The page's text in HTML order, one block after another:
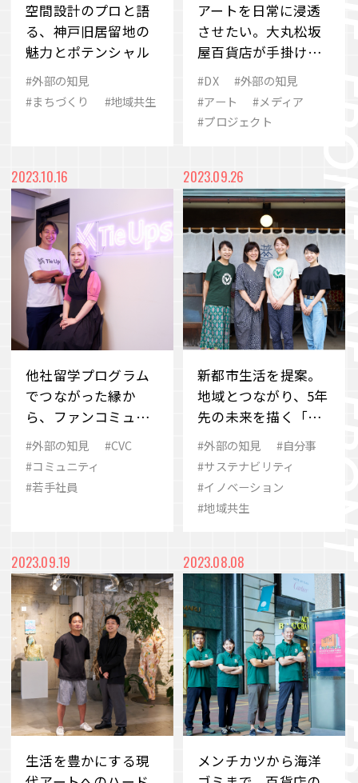
#ファッション #サブスクリプション
#自分事 #サービス #新規事業
VIEW MORE
会社案内
IR情報
サステナビリティ
ニュース＆トピックス
採用情報
お問い合わせ
#サステナビリティ #若手社員
#クラウドファンディング #消費科学研究所
#歴史 #ありたい姿
#SCARZ
#ビューティー #地域共生 #品質
空間設計のプロと語
る、神戸旧居留地の
魅力とポテンシャル
#外部の知見
#まちづくり
#地域共生
アートを日常に浸透
させたい。大丸松坂
屋百貨店が手掛ける
メディアとプロジェ
クト
#DX
#外部の知見
#アート
#メディア
#プロジェクト
2023.10.16
他社留学プログラム
でつながった縁か
ら、ファンコミュニ
ティを共創する仲間
へ
#外部の知見
#CVC
#コミュニティ
#若手社員
2023.09.26
新都市生活を提案。
地域とつながり、5年
先の未来を描く「未
来定番研究所」
#外部の知見
#自分事
#サステナビリティ
#イノベーション
#地域共生
2023.09.19
生活を豊かにする現
2023.08.08
メンチカツから海洋